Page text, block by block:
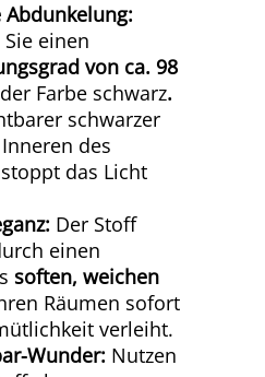
einen
von ca. 98
Farbe schwarz.
schwarzer
des
das Licht
Der Stoff
einen
soften, weichen
Räumen sofort
verleiht.
Wunder: Nutzen